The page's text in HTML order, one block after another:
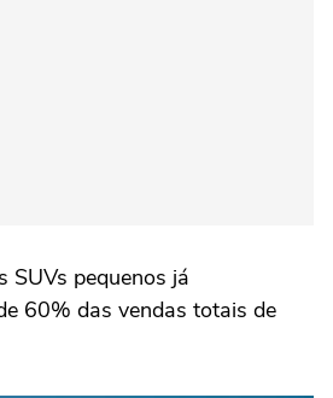
SUVs pequenos já
60% das vendas totais de